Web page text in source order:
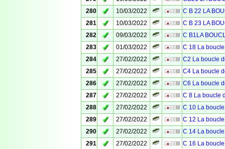
280
✓ 10/03/2022
C B 22 LA
281
✓ 10/03/2022
C B 23 LA
282
✓ 09/03/2022
C B1LA
283
✓ 01/03/2022
C 18 La
284
✓ 27/02/2022
C2 La boucle
285
✓ 27/02/2022
C4 La boucle
286
✓ 27/02/2022
C6 La boucle
287
✓ 27/02/2022
C 8 La boucle
288
✓ 27/02/2022
C 10 La
289
✓ 27/02/2022
C 12 La
290
✓ 27/02/2022
C 14 La
291
✓ 27/02/2022
C 16 La